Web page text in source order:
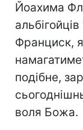
Йоахима
Франциск,
подібне,
воля Божа.